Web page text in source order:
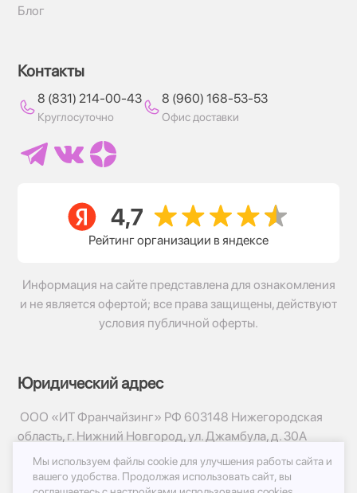
Блог
Контакты
8 (831) 214-00-43
Круглосуточно
8 (960) 168-53-53
Офис доставки
Рейтинг организации в яндексе
Информация на сайте представлена для ознакомления
и не является офертой; все права защищены, действуют
условия публичной оферты.
Юридический адрес
ООО «ИТ Франчайзинг» РФ 603148 Нижегородская
область, г. Нижний Новгород, ул. Джамбула, д. 30А
© 2017-2026г, База Цветов 24.ру
Политика конфиденциальности
Мы используем файлы cookie для улучшения работы сайта и
вашего удобства. Продолжая использовать сайт, вы